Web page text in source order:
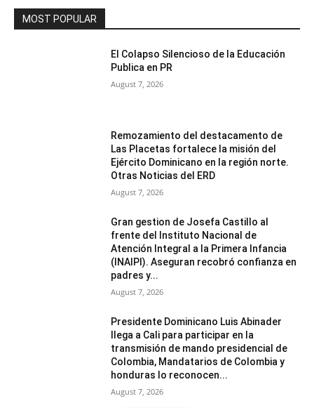
MOST POPULAR
El Colapso Silencioso de la Educación
Publica en PR
August 7, 2026
Remozamiento del destacamento de
Las Placetas fortalece la misión del
Ejército Dominicano en la región norte.
Otras Noticias del ERD
August 7, 2026
Gran gestion de Josefa Castillo al
frente del Instituto Nacional de
Atención Integral a la Primera Infancia
(INAIPI). Aseguran recobró confianza en
padres y...
August 7, 2026
Presidente Dominicano Luis Abinader
llega a Cali para participar en la
transmisión de mando presidencial de
Colombia, Mandatarios de Colombia y
honduras lo reconocen...
August 7, 2026